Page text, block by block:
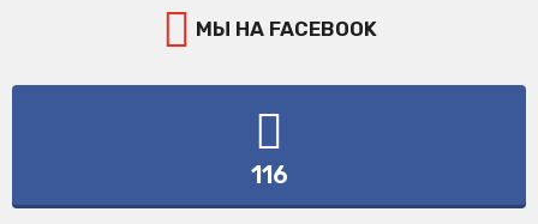
МЫ НА FACEBOOK
116